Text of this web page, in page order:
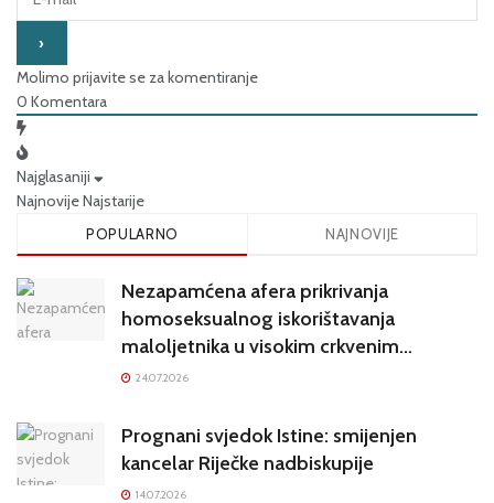
Molimo prijavite se za komentiranje
0 Komentara
Najglasaniji
NajnovijeNajstarije
POPULARNO NAJNOVIJE
Nezapamćena afera prikrivanja
homoseksualnog iskorištavanja
maloljetnika u visokim crkvenim
krugovima potresa Hrvatsku
24.07.2026
Prognani svjedok Istine: smijenjen
kancelar Riječke nadbiskupije
14.07.2026